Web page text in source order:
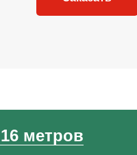
метров